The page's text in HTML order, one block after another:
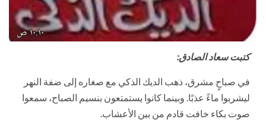
كتبت سعاد الصادق:
في صباحٍ مشرق، ذهب الديك الذكي مع صغاره إلى ضفة النهر
ليشربوا ماءً عذبًا. وبينما كانوا يستمتعون بنسيم الصباح، سمعوا
صوت بكاء خافت قادم من بين الأعشاب.